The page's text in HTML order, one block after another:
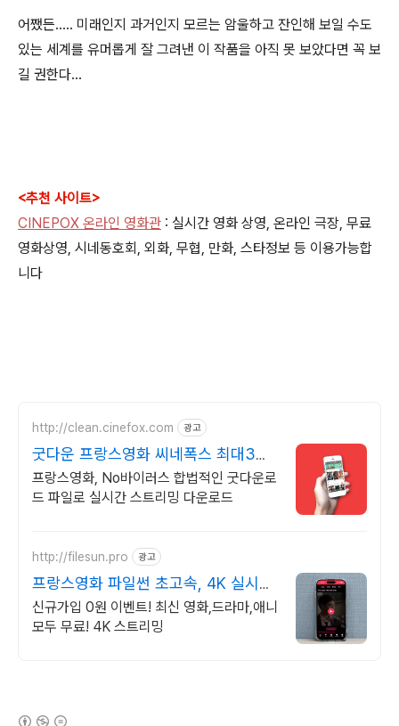
어쨌든..... 미래인지 과거인지 모르는 암울하고 잔인해 보일 수도
있는 세계를 유머롭게 잘 그려낸 이 작품을 아직 못 보았다면 꼭 보
길 권한다...
<추천 사이트>
CINEPOX 온라인 영화관 : 실시간 영화 상영, 온라인 극장, 무료
영화상영, 시네동호회, 외화, 무협, 만화, 스타정보 등 이용가능합
니다
http://clean.cinefox.com 광고
굿다운 프랑스영화 씨네폭스 최대3만
원+10%추가적립
프랑스영화, No바이러스 합법적인 굿다운로
드 파일로 실시간 스트리밍 다운로드
http://filesun.pro 광고
프랑스영화 파일썬 초고속, 4K 실시간
보기!
신규가입 0원 이벤트! 최신 영화,드라마,애니
모두 무료! 4K 스트리밍